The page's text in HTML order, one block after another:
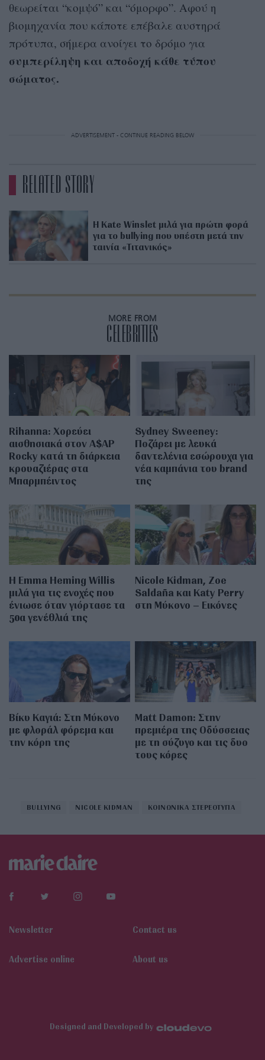
θεωρείται “κομψό” και “όμορφο”. Αφού η
βιομηχανία που κάποτε επέβαλε αυστηρά
πρότυπα, σήμερα ανοίγει το δρόμο για
συμπερίληψη και αποδοχή κάθε τύπου
σώματος.
ADVERTISEMENT - CONTINUE READING BELOW
RELATED STORY
Η Kate Winslet μιλά για πρώτη φορά
για το bullying που υπέστη μετά την
ταινία «Τιτανικός»
MORE FROM
CELEBRITIES
Rihanna: Χορεύει
αισθησιακά στον A$AP
Rocky κατά τη διάρκεια
κρουαζιέρας στα
Μπαρμπέιντος
Sydney Sweeney:
Ποζάρει με λευκά
δαντελένια εσώρουχα για
νέα καμπάνια του brand
της
H Emma Heming Willis
μιλά για τις ενοχές που
ένιωσε όταν γιόρτασε τα
50α γενέθλιά της
Nicole Kidman, Zoe
Saldaña και Katy Perry
στη Μύκονο – Εικόνες
Βίκυ Καγιά: Στη Μύκονο
με φλοράλ φόρεμα και
την κόρη της
Matt Damon: Στην
πρεμιέρα της Οδύσσειας
με τη σύζυγο και τις δυο
τους κόρες
BULLYING NICOLE KIDMAN ΚΟΙΝΩΝΙΚΑ ΣΤΕΡΕΟΤΥΠΑ
Newsletter Contact us
Αdvertise online About us
Designed and Developed by